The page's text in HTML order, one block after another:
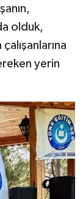
olduk,
yerin